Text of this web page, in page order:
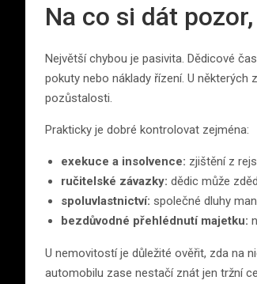
Na co si dát
Největší chybou je pasivita. Dědicové
pokuty nebo náklady řízení. U některých
pozůstalosti.
Prakticky je dobré kontrolovat zejména:
exekuce a insolvence: zjištění z
ručitelské závazky: dědic může
spoluvlastnictví: společné dluhy
bezdůvodné přehlédnutí majetku:
U nemovitostí je důležité ověřit, zda na
automobilu zase nestačí znát jen tržní